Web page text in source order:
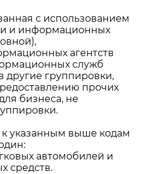
с использованием
и информационных
агентств
служб
другие группировки,
прочих
бизнеса, не
к указанным выше кодам
автомобилей и
средств.